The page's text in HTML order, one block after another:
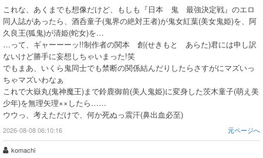
これな、あくまでも想像だけど、もしも『日本 鬼 最強決定戦』のエロ
同人誌があったら、酒呑童子(鬼界の絶対王者)が鬼女紅葉(美女鬼姫)を、阿
久良王(狐鬼)が清姫(蛇女)を…
…って、ギャーーーッ!!制作者の関本 創(せきもと あらた)君には申し訳
ないけど勝手に妄想しちゃいまった!笑
でもまあ、いくら鬼同士でも禁断の関係結んだりしたらさすがにマズいっ
ちゃマズいわなぁ
これで大嶽丸(鬼神魔王)まで鈴鹿御前(美人鬼姫)に変身した茨木童子(萌え美
少年)を無理矢理××したら……
ウウっ、考えただけで、何か死ぬっ震汗(鼻出血必至)
2026-08-08 06:10:16 元ページへ
komachi